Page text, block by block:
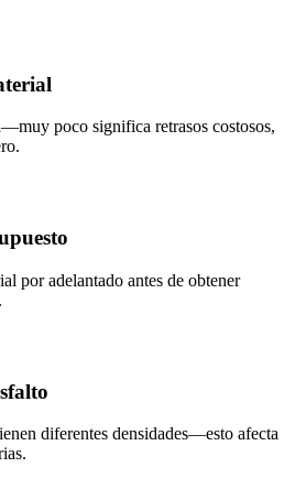
poco significa retrasos costosos,
por adelantado antes de obtener
diferentes densidades—esto afecta